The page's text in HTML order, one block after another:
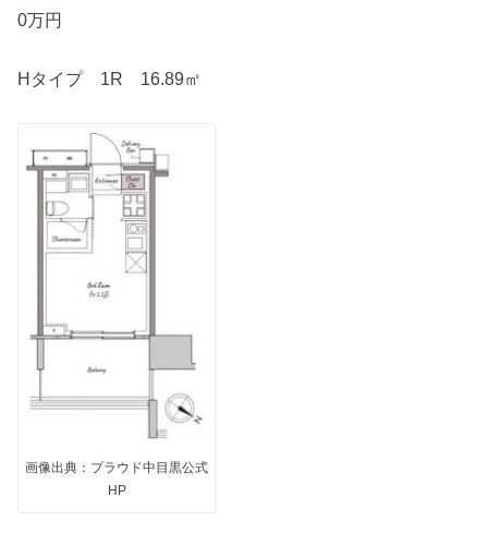
0万円
Hタイプ 1R 16.89㎡
画像出典：プラウド中目黒公式
HP